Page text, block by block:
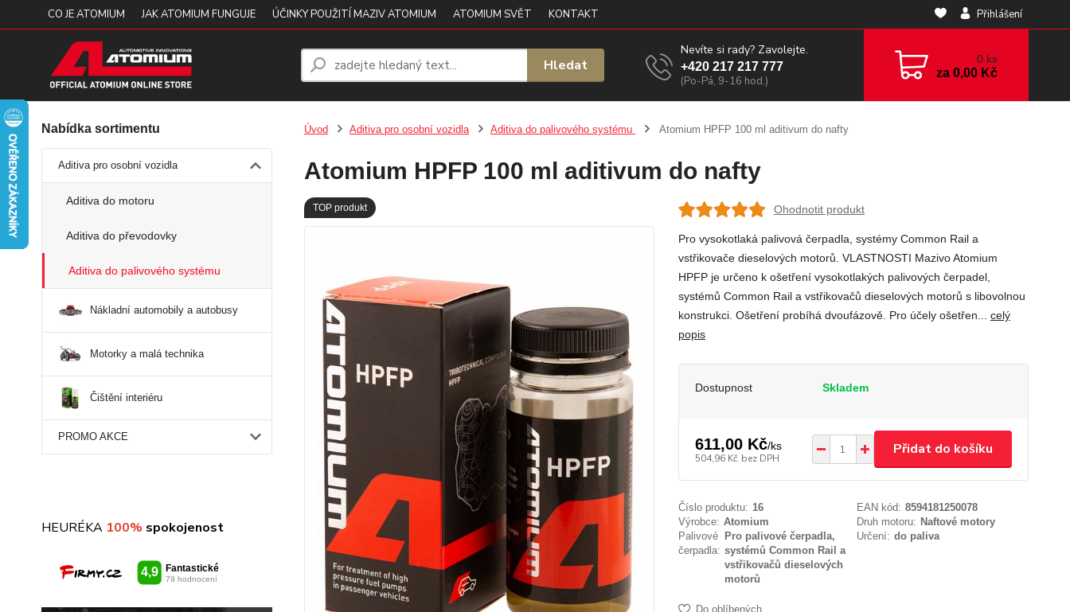
CO JE ATOMIUM JAK ATOMIUM FUNGUJE ÚČINKY POUŽITÍ MAZIV ATOMIUM ATOMIUM SVĚT KONTAKT Přihlášení
Hledat
Nevíte si rady? Zavolejte.
+420 217 217 777
(Po-Pá, 9-16 hod.)
0 ks
za 0,00 Kč
Nabídka sortimentu
Aditiva pro osobní vozidla
Aditiva do motoru
Aditiva do převodovky
Aditiva do palivového systému
Nákladní automobily a autobusy
Motorky a malá technika
Čištění interiéru
PROMO AKCE
HEURÉKA 100% spokojenost
Úvod Aditiva pro osobní vozidla Aditiva do palivového systému Atomium HPFP 100 ml aditivum do nafty
Atomium HPFP 100 ml aditivum do nafty
TOP produkt Ohodnotit produkt
Pro vysokotlaká palivová čerpadla, systémy Common Rail a
vstřikovače dieselových motorů. VLASTNOSTI Mazivo Atomium
HPFP je určeno k ošetření vysokotlakých palivových čerpadel,
systémů Common Rail a vstřikovačů dieselových motorů s libovolnou
konstrukci. Ošetření probíhá dvoufázově. Pro účely ošetřen... celý
popis
Dostupnost Skladem
611,00 Kč/ks
504,96 Kč bez DPH
Přidat do košíku
Číslo produktu: 16 EAN kód: 8594181250078
Výrobce: Atomium Druh motoru: Naftové motory
Palivové
čerpadla:
Pro palivové čerpadla,
systémů Common Rail a
vstřikovačů dieselových
motorů
Určení: do paliva
Do oblíbených